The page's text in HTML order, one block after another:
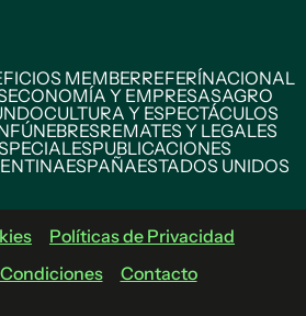
MEMBERREFERÍNACIONAL
ECONOMÍA Y EMPRESASAGRO
CULTURA Y ESPECTÁCULOS
FÚNEBRESREMATES Y LEGALES
PUBLICACIONES
ESPAÑAESTADOS UNIDOS
Políticas de Privacidad
Contacto